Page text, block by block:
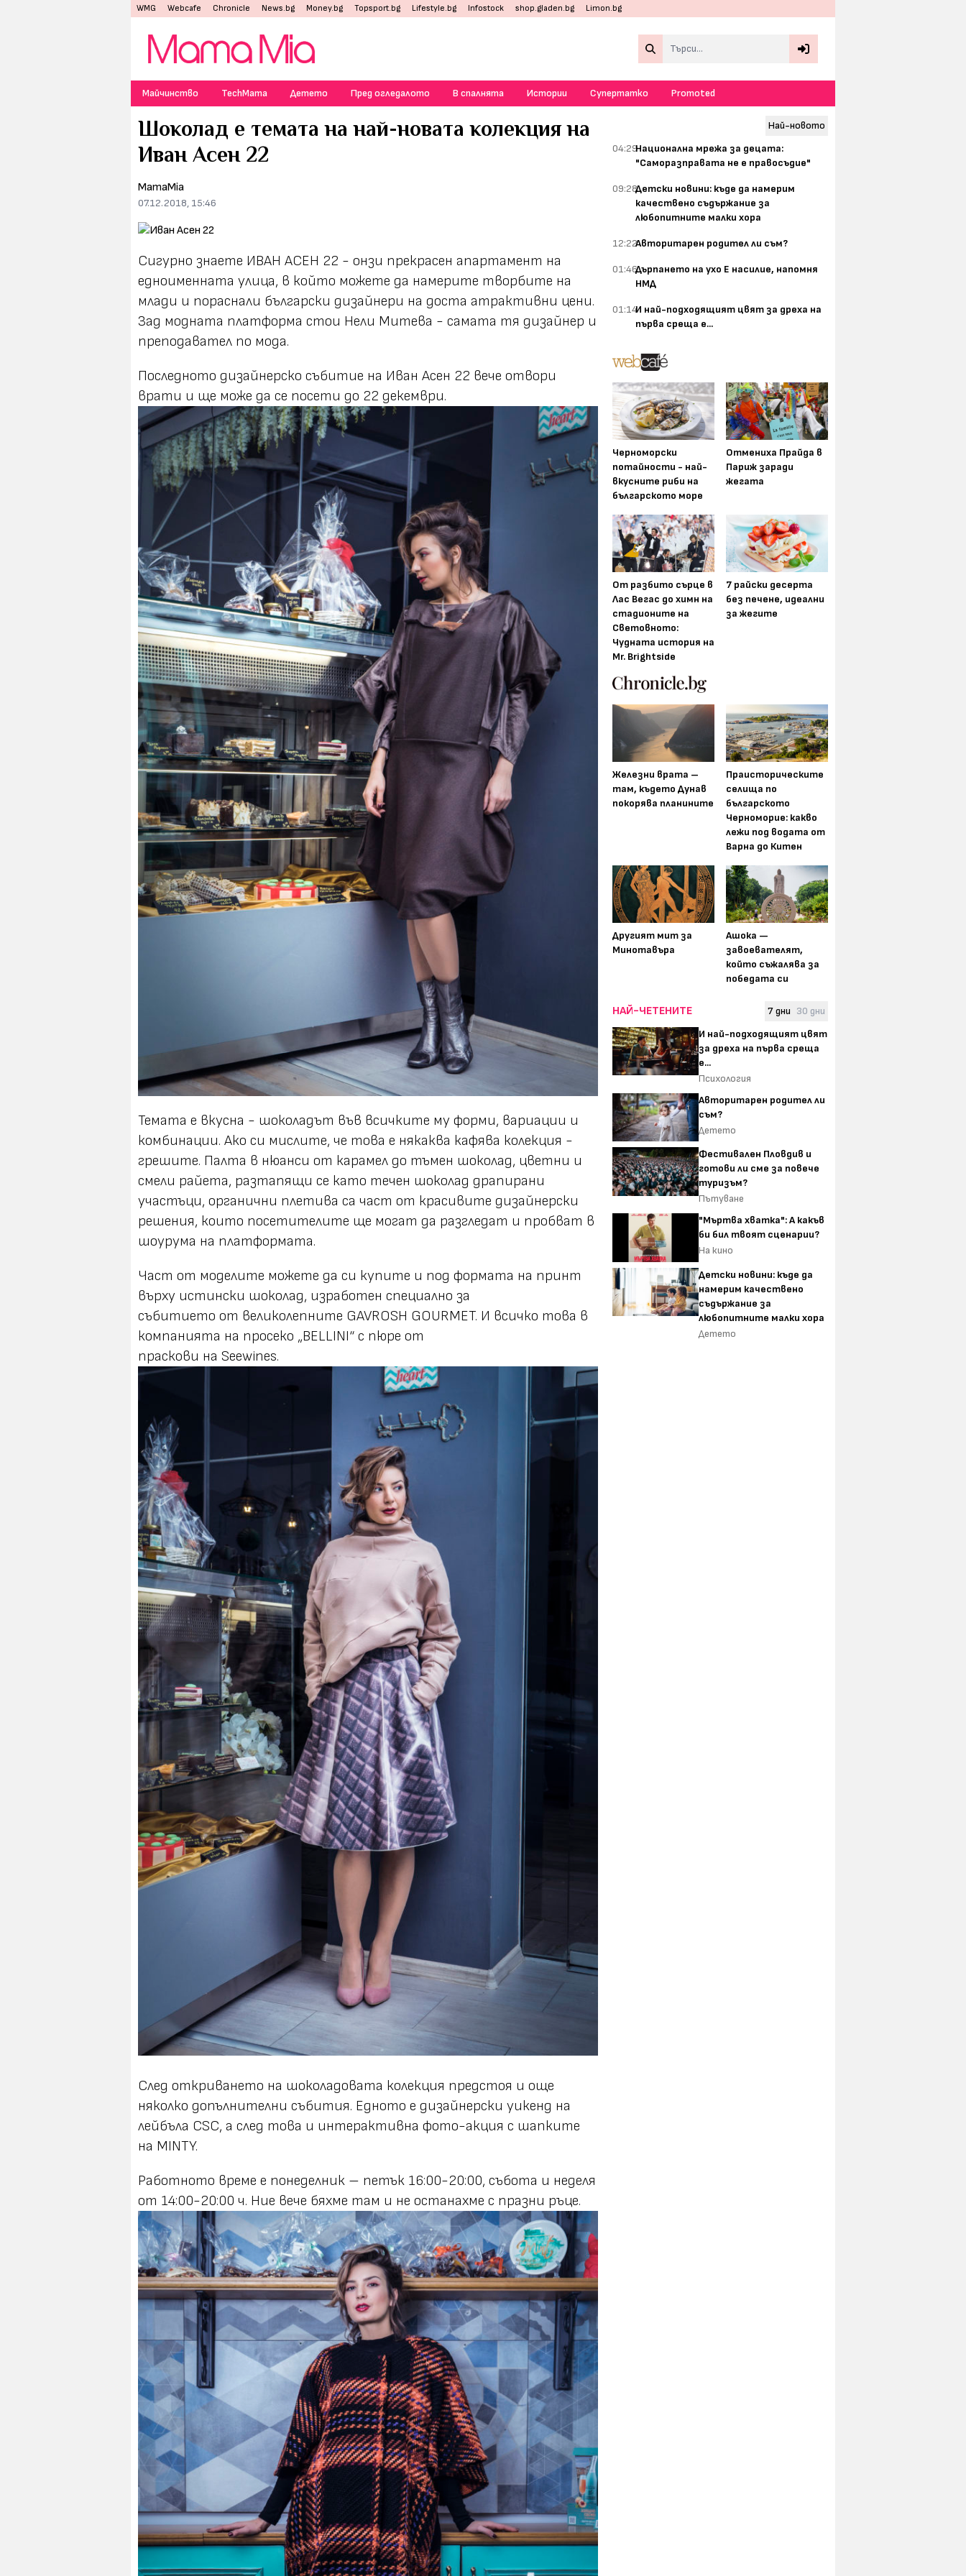
WMG Webcafe Chronicle News.bg Money.bg Topsport.bg Lifestyle.bg Infostock shop.gladen.bg Limon.bg
Майчинство TechMama Детето Пред огледалото В спалнята Истории Супертатко Promoted
Шоколад е темата на най-новата колекция на
Иван Асен 22
MamaMia
07.12.2018, 15:46
Сигурно знаете ИВАН АСЕН 22 - онзи прекрасен апартамент на
едноименната улица, в който можете да намерите творбите на
млади и пораснали български дизайнери на доста атрактивни цени.
Зад модната платформа стои Нели Митева - самата тя дизайнер и
преподавател по мода.
Последното дизайнерско събитие на Иван Асен 22 вече отвори
врати и ще може да се посети до 22 декември.
Темата е вкусна - шоколадът във всичките му форми, вариации и
комбинации. Ако си мислите, че това е някаква кафява колекция -
грешите. Палта в нюанси от карамел до тъмен шоколад, цветни и
смели райета, разтапящи се като течен шоколад драпирани
участъци, органични плетива са част от красивите дизайнерски
решения, които посетителите ще могат да разгледат и пробват в
шоурума на платформата.
Част от моделите можете да си купите и под формата на принт
върху истински шоколад, изработен специално за
събитието от великолепните GAVROSH GOURMET. И всичко това в
компанията на просеко „BELLINI“ с пюре от
праскови на Seewines.
След откриването на шоколадовата колекция предстоя и още
няколко допълнителни събития. Едното е дизайнерски уикенд на
лейбъла CSC, а след това и интерактивна фото-акция с шапките
на MINTY.
Работното време е понеделник – петък 16:00-20:00, събота и неделя
от 14:00-20:00 ч. Ние вече бяхме там и не останахме с празни ръце.
Най-новото
04:29Национална мрежа за децата:
"Саморазправата не е правосъдие"
09:28Детски новини: къде да намерим
качествено съдържание за
любопитните малки хора
12:22Авторитарен родител ли съм?
01:46Дърпането на ухо Е насилие, напомня
НМД
01:14И най-подходящият цвят за дреха на
първа среща е...
Черноморски
потайности - най-
вкусните риби на
българското море
Отмениха Прайда в
Париж заради
жегата
От разбито сърце в
Лас Вегас до химн на
стадионите на
Световното:
Чудната история на
Mr. Brightside
7 райски десерта
без печене, идеални
за жегите
Железни врата –
там, където Дунав
покорява планините
Праисторическите
селища по
българското
Черноморие: какво
лежи под водата от
Варна до Китен
Другият мит за
Минотавъра
Ашока —
завоевателят,
който съжалява за
победата си
НАЙ-ЧЕТЕНИТЕ 7 дни 30 дни
И най-подходящият цвят
за дреха на първа среща
е...
Психология
Авторитарен родител ли
съм?
Детето
Фестивален Пловдив и
готови ли сме за повече
туризъм?
Пътуване
"Мъртва хватка": А какъв
би бил твоят сценарии?
На кино
Детски новини: къде да
намерим качествено
съдържание за
любопитните малки хора
Детето